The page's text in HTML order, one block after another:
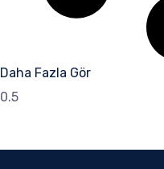
Daha Fazla Gör